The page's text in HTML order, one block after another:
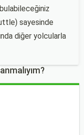
sayesinde
diğer yolcularla